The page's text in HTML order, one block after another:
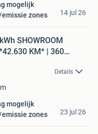
mogelijk
zones
14 jul 26
SHOWROOM
KM* | 360
Details
mogelijk
zones
23 jul 26